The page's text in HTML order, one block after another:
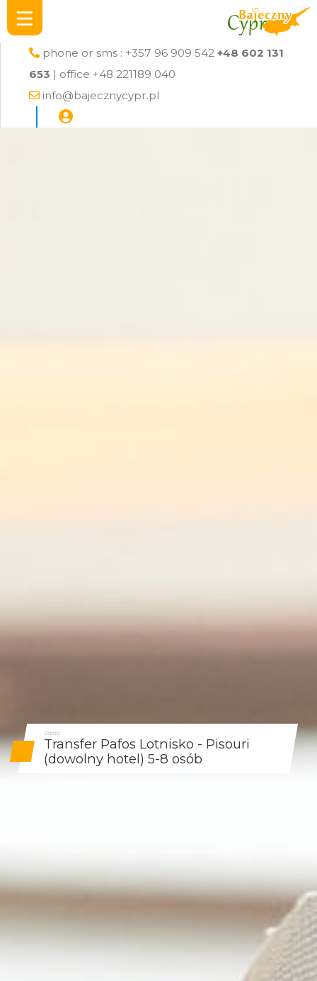
phone or sms : +357 96 909 542 +48 602 131
653 | office +48 221189 040
info@bajecznycypr.pl
Oferta
Transfer Pafos Lotnisko - Pisouri
(dowolny hotel) 5-8 osób